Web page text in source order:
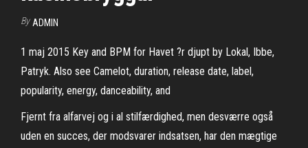
By ADMIN
1 maj 2015 Key and BPM for Havet ?r djupt by Lokal, Ibbe,
Patryk. Also see Camelot, duration, release date, label,
popularity, energy, danceability, and
Fjernt fra alfarvej og i al stilfærdighed, men desværre også
uden en succes, der modsvarer indsatsen, har den mægtige